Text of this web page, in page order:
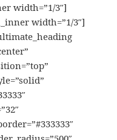
width=”1/3″]
width=”1/3″]